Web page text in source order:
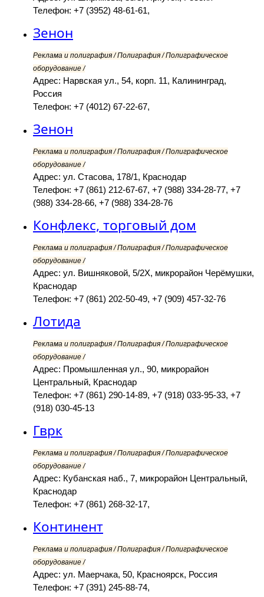
Телефон: +7 (3952) 48-61-61,
Зенон
Реклама и полиграфия / Полиграфия / Полиграфическое
оборудование /
Адрес: Нарвская ул., 54, корп. 11, Калининград,
Россия
Телефон: +7 (4012) 67-22-67,
Зенон
Реклама и полиграфия / Полиграфия / Полиграфическое
оборудование /
Адрес: ул. Стасова, 178/1, Краснодар
Телефон: +7 (861) 212-67-67, +7 (988) 334-28-77, +7
(988) 334-28-66, +7 (988) 334-28-76
Конфлекс, торговый дом
Реклама и полиграфия / Полиграфия / Полиграфическое
оборудование /
Адрес: ул. Вишняковой, 5/2Х, микрорайон Черёмушки,
Краснодар
Телефон: +7 (861) 202-50-49, +7 (909) 457-32-76
Лотида
Реклама и полиграфия / Полиграфия / Полиграфическое
оборудование /
Адрес: Промышленная ул., 90, микрорайон
Центральный, Краснодар
Телефон: +7 (861) 290-14-89, +7 (918) 033-95-33, +7
(918) 030-45-13
Гврк
Реклама и полиграфия / Полиграфия / Полиграфическое
оборудование /
Адрес: Кубанская наб., 7, микрорайон Центральный,
Краснодар
Телефон: +7 (861) 268-32-17,
Континент
Реклама и полиграфия / Полиграфия / Полиграфическое
оборудование /
Адрес: ул. Маерчака, 50, Красноярск, Россия
Телефон: +7 (391) 245-88-74,